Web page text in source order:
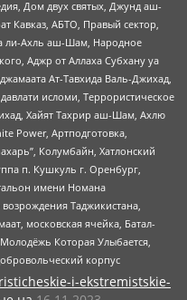
Дом двух святых, Джунд аш-
Кавказ, АБТО, Правый сектор,
ли-Ахль аш-Шам, Народное
Аджр от Аллаха Субхану уа
Ат-Тавхида Валь-Джихад,
исломи, Террористическое
Хайят Тахрир аш-Шам, Ахлю
Power, Артподготовка,
Колумбайн, Хатлонский
п. Кушкуль г. Оренбург,
имени Номана
Таджикистана,
московская ячейка, Батал-
Которая Улыбается,
корпус
i-ekstremistskie-